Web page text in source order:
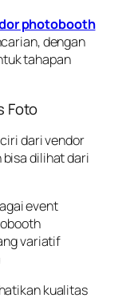
photobooth
dengan
tahapan
Foto
dari vendor
dilihat dari
event
variatif
kualitas